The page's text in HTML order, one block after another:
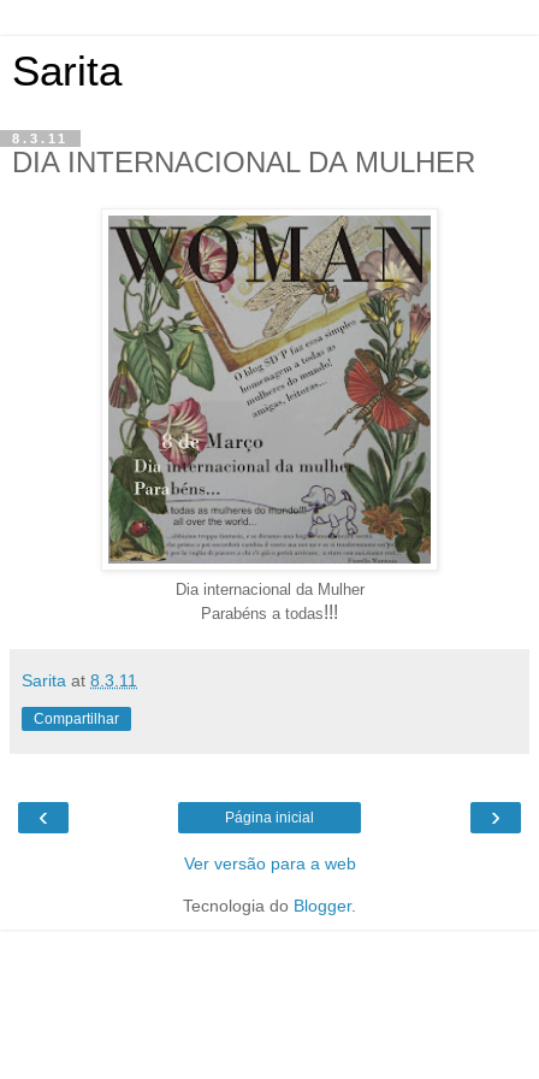
Sarita
8.3.11
DIA INTERNACIONAL DA MULHER
Dia internacional da Mulher
Parabéns a todas!!!
Sarita at 8.3.11
Compartilhar
‹ ›
Página inicial
Ver versão para a web
Tecnologia do Blogger.